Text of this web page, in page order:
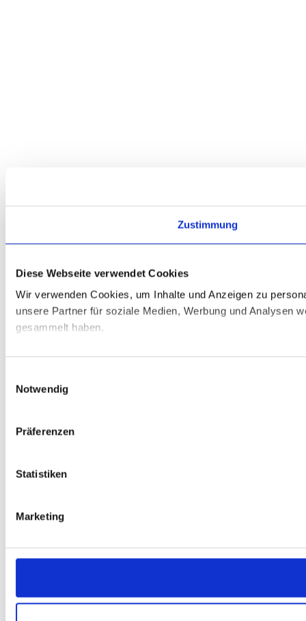
Zustimmung
Diese Webseite verwendet Cookies
Wir verwenden Cookies, um Inhalte und Anzeigen zu
unsere Partner für soziale Medien, Werbung und Analysen
gesammelt haben.
Notwendig
Präferenzen
Statistiken
Marketing